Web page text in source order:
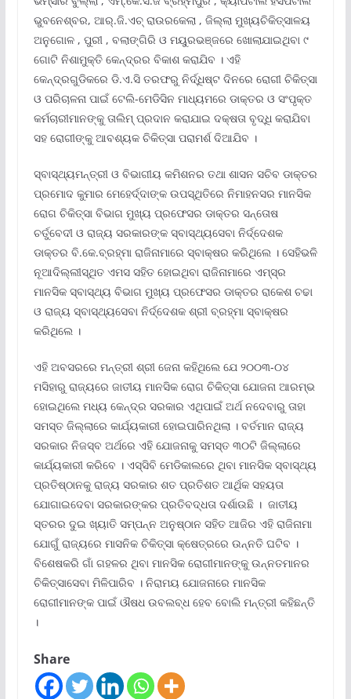
ଭୁବନେଶ୍ବର, ଆର୍.ଜି.ଏଚ୍ ରାଉରକେଲା , ଜିଲ୍ଲା ମୁଖ୍ୟଚିକିତ୍ସାଳୟ
ଅନୁଗୋଳ , ପୁରୀ , ବଲାଙ୍ଗିରି ଓ ମୟୁରଭଞ୍ଜରେ ଖୋଲାଯାଇଥିବା ୯
ଗୋଟି ନିଶାମୁକ୍ତି କେନ୍ଦ୍ରର ବିକାଶ କରାଯିବ । ଏହି
କେନ୍ଦ୍ରଗୁଡିକରେ ଡି.ଏ.ସି ତରଫରୁ ନିର୍ଦ୍ଧିଷ୍ଟ ଦିନରେ ରୋଗୀ ଚିକିତ୍ସା
ଓ ପରିଚାଳନା ପାଇଁ ଟେଲି-ମେଡିସିନ ମାଧ୍ୟମରେ ଡାକ୍ତର ଓ ସଂପୃକ୍ତ
କର୍ମଚାରୀମାନଙ୍କୁ ତାଲିମ୍ ପ୍ରଦାନ କରାଯାଇ ଦକ୍ଷତା ବୃଦ୍ଧି କରାଯିବା
ସହ ରୋଗୀଙ୍କୁ ଆବଶ୍ୟକ ଚିକିତ୍ସା ପରାମର୍ଶ ଦିଆଯିବ ।
ସ୍ବାସ୍ଥ୍ୟମନ୍ତ୍ରୀ ଓ ବିଭାଗୀୟ କମିଶନର ତଥା ଶାସନ ସଚିବ ଡାକ୍ତର
ପ୍ରମୋଦ କୁମାର ମେହେର୍ଦ୍ଦାଙ୍କ ଉପସ୍ଥିତିରେ ନିମାହନସର ମାନସିକ
ରୋଗ ଚିକିତ୍ସା ବିଭାଗ ମୁଖ୍ୟ ପ୍ରଫେସର ଡାକ୍ତର ସନ୍ତୋଷ
ଚର୍ତୁବେଦୀ ଓ ରାଜ୍ୟ ସରକାରଙ୍କ ସ୍ବାସ୍ଥ୍ୟସେବା ନିର୍ଦ୍ଦେଶକ
ଡାକ୍ତର ବି.କେ.ବ୍ରହ୍ମା ରାଜିନାମାରେ ସ୍ବାକ୍ଷର କରିଥିଲେ । ସେହିଭଳି
ନୂଆଦିଲ୍ଲୀସ୍ଥିତ ଏମସ ସହିତ ହୋଇଥିବା ରାଜିନାମାରେ ଏମ୍ସ୍ର
ମାନସିକ ସ୍ବାସ୍ଥ୍ୟ ବିଭାଗ ମୁଖ୍ୟ ପ୍ରଫେସର ଡାକ୍ତର ରାକେଶ ଚଢା
ଓ ରାଜ୍ୟ ସ୍ବାସ୍ଥ୍ୟସେବା ନିର୍ଦ୍ଦେଶକ ଶ୍ରୀ ବ୍ରହ୍ମା ସ୍ବାକ୍ଷର
କରିଥିଲେ ।
ଏହି ଅବସରରେ ମନ୍ତ୍ରୀ ଶ୍ରୀ ଜେନା କହିଥିଲେ ଯେ ୨୦୦୩-୦୪
ମସିହାରୁ ରାଜ୍ୟରେ ଜାତୀୟ ମାନସିକ ରୋଗ ଚିକିତ୍ସା ଯୋଜନା ଆରମ୍ଭ
ହୋଇଥିଲେ ମଧ୍ୟ କେନ୍ଦ୍ର ସରକାର ଏଥିପାଇଁ ଅର୍ଥ ନଦେବାରୁ ତାହା
ସମସ୍ତ ଜିଲ୍ଲାରେ କାର୍ଯ୍ୟକାରୀ ହୋଇପାରିନଥିଲା । ବର୍ତମାନ ରାଜ୍ୟ
ସରକାର ନିଜସ୍ବ ଅର୍ଥରେ ଏହି ଯୋଜନାକୁ ସମସ୍ତ ୩୦ଟି ଜିଲ୍ଲାରେ
କାର୍ଯ୍ୟକାରୀ କରିବେ । ଏସ୍ସିବି ମେଡିକାଲରେ ଥିବା ମାନସିକ ସ୍ବାସ୍ଥ୍ୟ
ପ୍ରତିଷ୍ଠାନକୁ ରାଜ୍ୟ ସରକାର ଶତ ପ୍ରତିଶତ ଆର୍ଥିକ ସହୟତା
ଯୋଗାଇଦେବା ସରକାରଙ୍କର ପ୍ରତିବଦ୍ଧତା ଦର୍ଶାଉଛି । ଜାତୀୟ
ସ୍ତରର ଦୁଇ ଖ୍ୟାତି ସମ୍ପନ୍ନ ଅନୁଷ୍ଠାନ ସହିତ ଆଜିର ଏହି ରାଜିନାମା
ଯୋଗୁଁ ରାଜ୍ୟରେ ମାସନିକ ଚିକିତ୍ସା କ୍ଷେତ୍ରରେ ଉନ୍ନତି ଘଟିବ ।
ବିଶେଷକରି ଗାଁ ଗହଳର ଥିବା ମାନସିକ ରୋଗୀମାନଙ୍କୁ ଉନ୍ନତମାନର
ଚିକିତ୍ସାସେବା ମିଳିପାରିବ । ନିରାମୟ ଯୋଜନାରେ ମାନସିକ
ରୋଗୀମାନଙ୍କ ପାଇଁ ଔଷଧ ଉବଲବ୍ଧ ହେବ ବୋଲି ମନ୍ତ୍ରୀ କହିଛନ୍ତି
।
Share